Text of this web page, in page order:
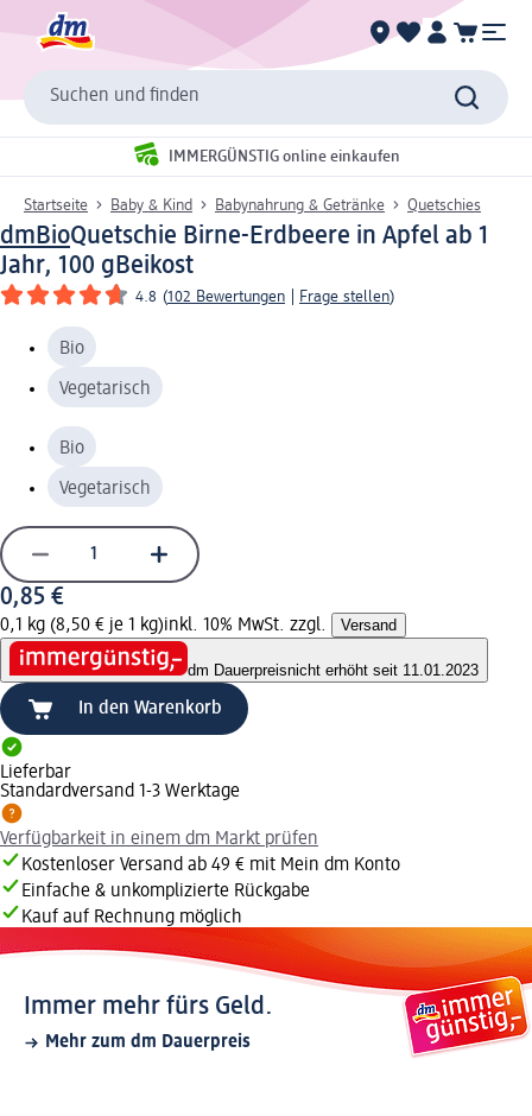
Suchen und finden
IMMERGÜNSTIG online einkaufen
Startseite Baby & Kind Babynahrung & Getränke Quetschies
dmBioQuetschie Birne-Erdbeere in Apfel ab 1
Jahr, 100 gBeikost
4.8 (102 Bewertungen Frage stellen)
Bio
Vegetarisch
Bio
Vegetarisch
0,85 €
0,1 kg (8,50 € je 1 kg)inkl. 10% MwSt. zzgl. Versand
dm Dauerpreisnicht erhöht seit 11.01.2023
In den Warenkorb
Lieferbar
Standardversand 1-3 Werktage
Verfügbarkeit in einem dm Markt prüfen
Kostenloser Versand ab 49 € mit Mein dm Konto
Einfache & unkomplizierte Rückgabe
Kauf auf Rechnung möglich
Immer mehr fürs Geld.
Mehr zum dm Dauerpreis